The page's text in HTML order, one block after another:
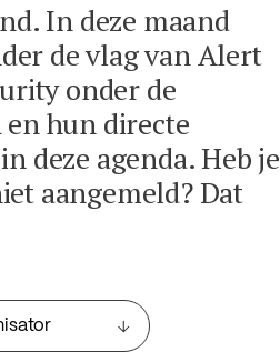
In deze maand
de vlag van Alert
onder de
en hun directe
deze agenda. Heb je
aangemeld? Dat